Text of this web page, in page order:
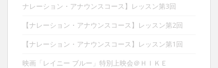
ナレーション・アナウンスコース】レッスン第3回
【ナレーション・アナウンスコース】レッスン第2回
【ナレーション・アナウンスコース】レッスン第1回
映画「レイニー ブルー」特別上映会＠ＨＩＫＥ